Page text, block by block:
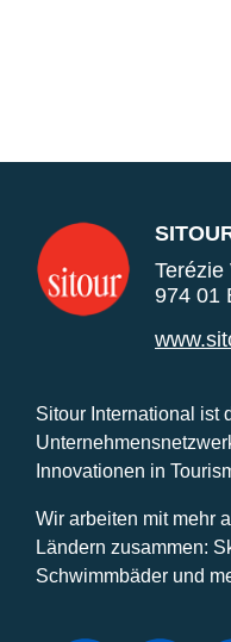
Terézie
974 01
Sitour International ist
Innovationen in
Wir arbeiten mit mehr
Ländern zusammen:
Schwimmbäder und